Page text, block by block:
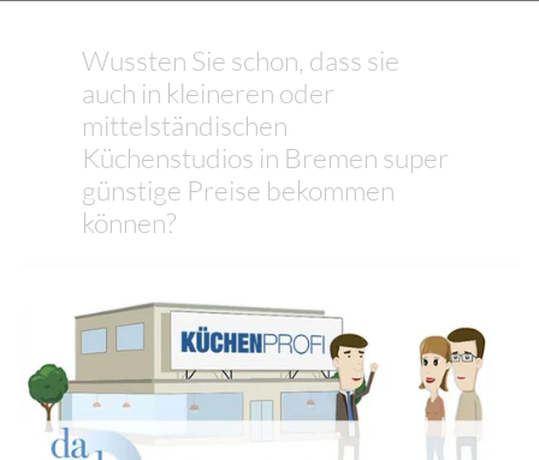
Wussten Sie schon, dass sie
auch in kleineren oder
mittelständischen
Küchenstudios in Bremen super
günstige Preise bekommen
können?